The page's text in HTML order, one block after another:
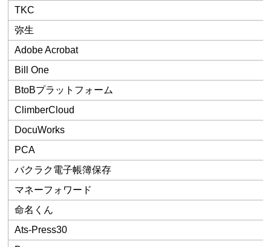
TKC
弥生
Adobe Acrobat
Bill One
BtoBプラットフォーム
ClimberCloud
DocuWorks
PCA
バクラク電子帳簿保存
マネーフォワード
命名くん
Ats-Press30